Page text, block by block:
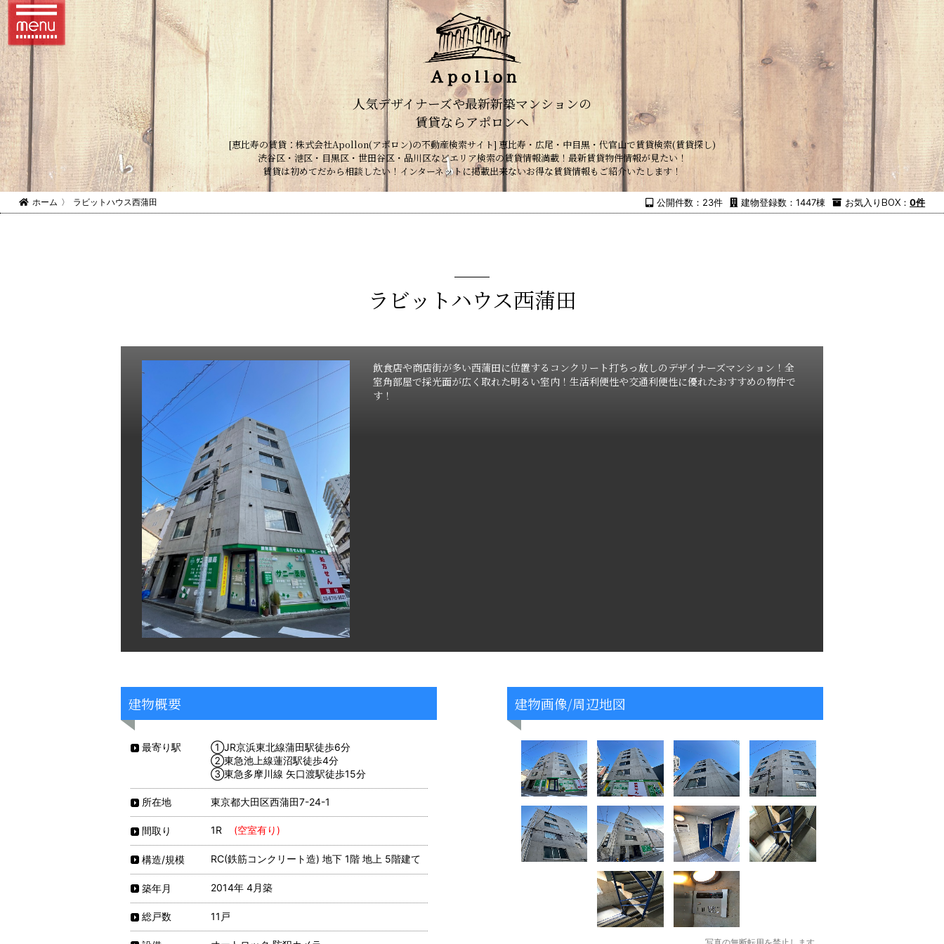
人気デザイナーズや最新新築マンションの
賃貸ならアポロンへ
[恵比寿の賃貸：株式会社Apollon(アポロン)の不動産検索サイト] 恵比寿・広尾・中目黒・代官山で賃貸検索(賃貸探し)
渋谷区・港区・目黒区・世田谷区・品川区などエリア検索の賃貸情報満載！最新賃貸物件情報が見たい！
賃貸は初めてだから相談したい！インターネットに掲載出来ないお得な賃貸情報もご紹介いたします！
ホーム 〉 ラビットハウス西蒲田 お気入りBOX ：0件
建物登録数：1447棟
公開件数：23件
ラビットハウス西蒲田
飲食店や商店街が多い西蒲田に位置するコンクリート打ちっ放しのデザイナーズマンション！全
室角部屋で採光面が広く取れた明るい室内！生活利便性や交通利便性に優れたおすすめの物件で
す！
建物概要
最寄り駅
①JR京浜東北線蒲田駅徒歩6分
②東急池上線蓮沼駅徒歩4分
③東急多摩川線 矢口渡駅徒歩15分
所在地 東京都大田区西蒲田7-24-1
間取り 1R (空室有り)
構造/規模 RC(鉄筋コンクリート造) 地下 1階 地上 5階建て
築年月 2014年 4月築
総戸数 11戸
建物画像/周辺地図